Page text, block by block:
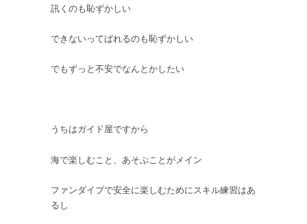
訊くのも恥ずかしい
できないってばれるのも恥ずかしい
でもずっと不安でなんとかしたい
うちはガイド屋ですから
海で楽しむこと、あそぶことがメイン
ファンダイブで安全に楽しむためにスキル練習はあ
るし